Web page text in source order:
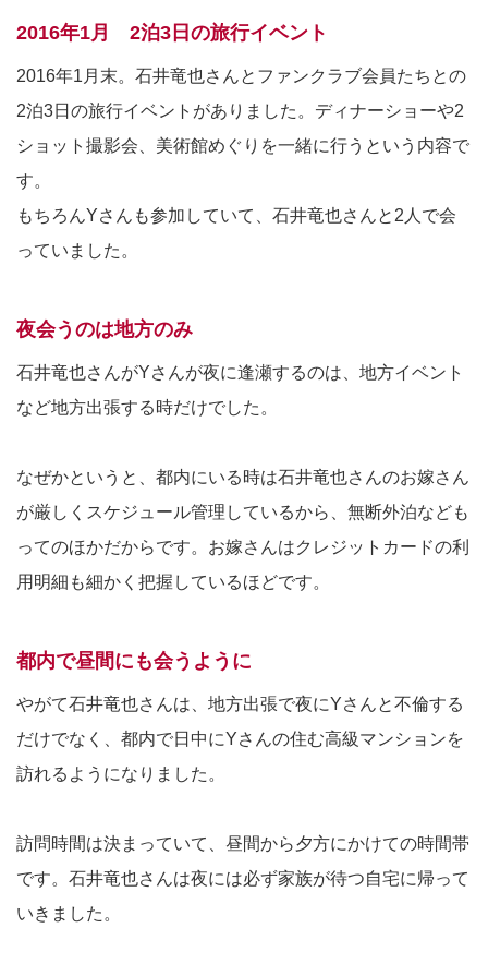
2016年1月 2泊3日の旅行イベント
2016年1月末。石井竜也さんとファンクラブ会員たちとの
2泊3日の旅行イベントがありました。ディナーショーや2
ショット撮影会、美術館めぐりを一緒に行うという内容で
す。
もちろんYさんも参加していて、石井竜也さんと2人で会
っていました。
夜会うのは地方のみ
石井竜也さんがYさんが夜に逢瀬するのは、地方イベント
など地方出張する時だけでした。
なぜかというと、都内にいる時は石井竜也さんのお嫁さん
が厳しくスケジュール管理しているから、無断外泊なども
ってのほかだからです。お嫁さんはクレジットカードの利
用明細も細かく把握しているほどです。
都内で昼間にも会うように
やがて石井竜也さんは、地方出張で夜にYさんと不倫する
だけでなく、都内で日中にYさんの住む高級マンションを
訪れるようになりました。
訪問時間は決まっていて、昼間から夕方にかけての時間帯
です。石井竜也さんは夜には必ず家族が待つ自宅に帰って
いきました。